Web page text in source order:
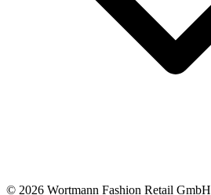
© 2026 Wortmann Fashion Retail